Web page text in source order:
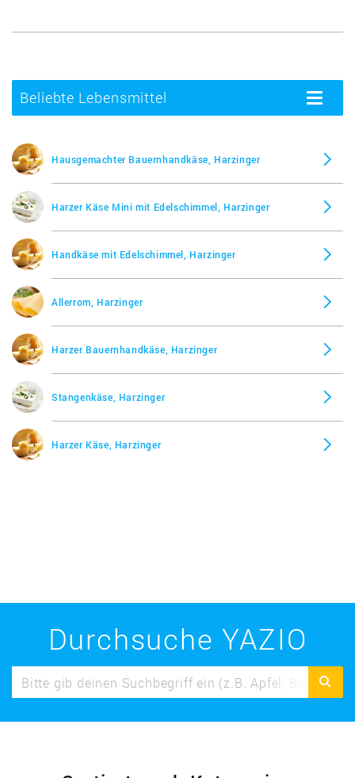
Beliebte Lebensmittel
Toggle
Hausgemachter Bauernhandkäse, Harzinger
Harzer Käse Mini mit Edelschimmel, Harzinger
Handkäse mit Edelschimmel, Harzinger
Allerrom, Harzinger
Harzer Bauernhandkäse, Harzinger
Stangenkäse, Harzinger
Harzer Käse, Harzinger
Durchsuche YAZIO